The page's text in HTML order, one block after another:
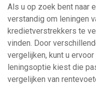
Als u op zoek bent naar
verstandig om leningen
kredietverstrekkers te
vinden. Door
vergelijken, kunt u
leningsoptie kiest die
vergelijken van